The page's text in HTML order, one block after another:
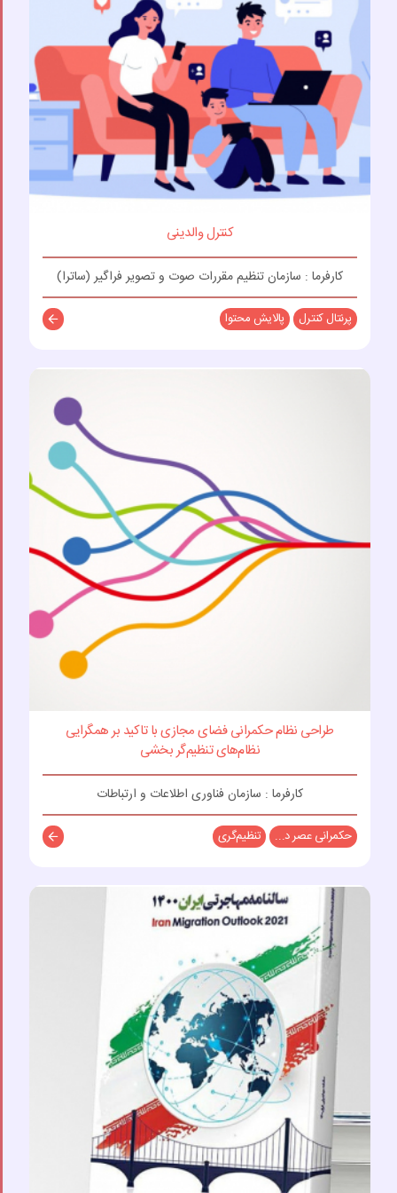
کنترل والدینی
کارفرما : سازمان تنظیم مقررات صوت و تصویر فراگیر (ساترا)
پرنتال کنترل پالایش محتوا
طراحی نظام حکمرانی فضای مجازی با تاکید بر همگرایی
نظام‌های تنظیم‌گر بخشی
کارفرما : سازمان فناوری اطلاعات و ارتباطات
حکمرانی عصر د... تنظیم‌گری